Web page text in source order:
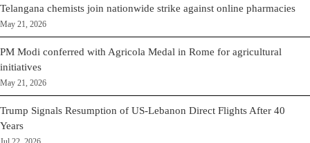
Telangana chemists join nationwide strike against online pharmacies
May 21, 2026
PM Modi conferred with Agricola Medal in Rome for agricultural
initiatives
May 21, 2026
Trump Signals Resumption of US-Lebanon Direct Flights After 40
Years